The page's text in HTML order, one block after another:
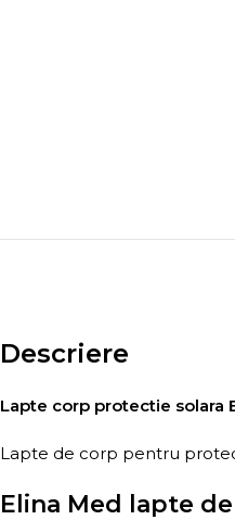
Descriere
Lapte corp protectie solara
Lapte de corp pentru
Elina Med lapte